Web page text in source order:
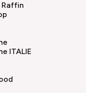
Raffin
ITALIE